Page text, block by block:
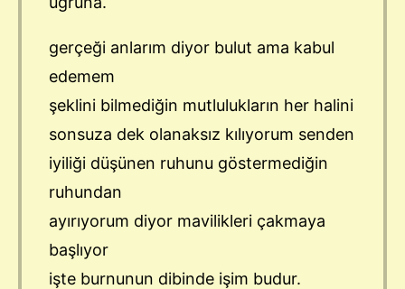
gerçeği anlarım diyor bulut ama kabul
edemem
şeklini bilmediğin mutlulukların her halini
sonsuza dek olanaksız kılıyorum senden
iyiliği düşünen ruhunu göstermediğin
ruhundan
ayırıyorum diyor mavilikleri çakmaya
başlıyor
işte burnunun dibinde işim budur.